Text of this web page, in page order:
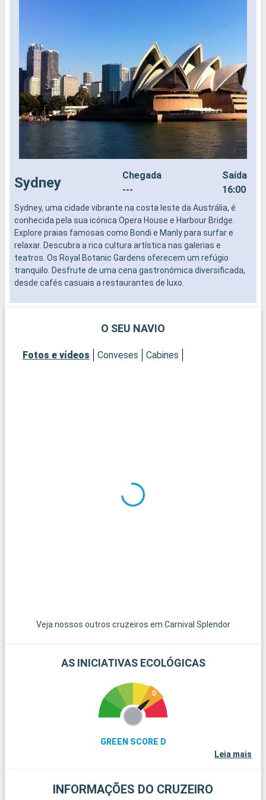
Sydney
Chegada
---
Saída
16:00
Sydney, uma cidade vibrante na costa leste da Austrália, é
conhecida pela sua icónica Opera House e Harbour Bridge.
Explore praias famosas como Bondi e Manly para surfar e
relaxar. Descubra a rica cultura artística nas galerias e
teatros. Os Royal Botanic Gardens oferecem um refúgio
tranquilo. Desfrute de uma cena gastronómica diversificada,
desde cafés casuais a restaurantes de luxo.
O SEU NAVIO
Fotos e vídeos Conveses Cabines
Veja nossos outros cruzeiros em Carnival Splendor
AS INICIATIVAS ECOLÓGICAS
GREEN SCORE D
Leia mais
INFORMAÇÕES DO CRUZEIRO